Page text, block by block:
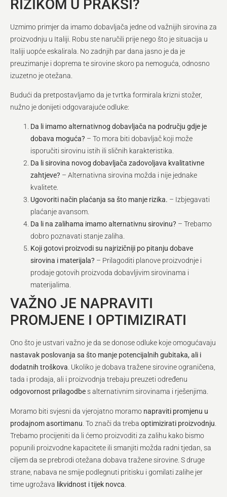
RIZIKOM U PRAKSI?
Uzmimo primjer da imamo dobavljača jedne od važnijih sirovina za
proizvodnju u Italiji. Robu ste naručili prije nego što je situacija u
Italiji uopće eskalirala. No zadnjih par dana jasno je da je
preuzimanje i doprema te sirovine skoro pa nemoguća, odnosno
izuzetno je otežana.
Budući da pretpostavljamo da je tvrtka formirala krizni stožer,
nužno je donijeti odgovarajuće odluke:
Da li imamo alternativnog dobavljača na području gdje je
dobava moguća? – To mora biti dobavljač koji može
isporučiti sirovinu istih ili sličnih karakteristika.
Da li sirovina novog dobavljača zadovoljava kvalitativne
zahtjeve? – Alternativna sirovina možda i nije jednake
kvalitete.
Ugovoriti način plaćanja sa što manje rizika. – Izbjegavati
plaćanje avansom.
Da li na zalihama imamo alternativnu sirovinu? – Trebamo
dobro poznavati stanje zaliha.
Koji gotovi proizvodi su najrizičniji po pitanju dobave
sirovina i materijala? – Prilagoditi planove proizvodnje i
prodaje gotovih proizvoda dobavljivim sirovinama i
materijalima.
VAŽNO JE NAPRAVITI
PROMJENE I OPTIMIZIRATI
Ono što je ustvari važno je da se donose odluke koje omogućavaju
nastavak poslovanja sa što manje potencijalnih gubitaka, ali i
dodatnih troškova. Ukoliko je dobava tražene sirovine ograničena,
tada i prodaja, ali i proizvodnja trebaju preuzeti određenu
odgovornost prilagodbes alternativnim sirovinama i rješenjima.
Moramo biti svjesni da vjerojatno moramo napraviti promjenu u
prodajnom asortimanu . To znači da treba optimizirati proizvodnju
Trebamo procijeniti da li ćemo proizvoditi za zalihu kako bismo
popunili proizvodne kapacitete ili smanjiti možda radni tjedan, sa
ciljem da se prebrodi otežana dobava tražene sirovine. S druge
strane, nabava ne smije podlegnuti pritisku i gomilati zalihe jer
time ugrožava likvidnost i tijek novca